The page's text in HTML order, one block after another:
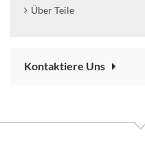
Über Teile
Kontaktiere Uns